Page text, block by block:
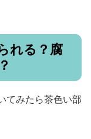
れる？腐
てみたら茶色い部